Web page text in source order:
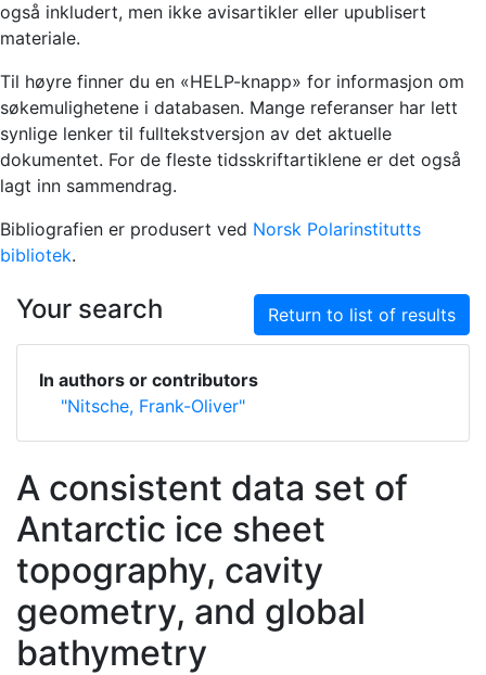
også inkludert, men ikke avisartikler eller upublisert
materiale.
Til høyre finner du en «HELP-knapp» for informasjon om
søkemulighetene i databasen. Mange referanser har lett
synlige lenker til fulltekstversjon av det aktuelle
dokumentet. For de fleste tidsskriftartiklene er det også
lagt inn sammendrag.
Bibliografien er produsert ved Norsk Polarinstitutts
bibliotek.
Your search Return to list of results
In authors or contributors
"Nitsche, Frank-Oliver"
A consistent data set of
Antarctic ice sheet
topography, cavity
geometry, and global
bathymetry